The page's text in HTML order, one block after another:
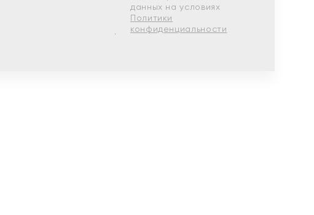
данных на условиях
Политики
конфиденциальности